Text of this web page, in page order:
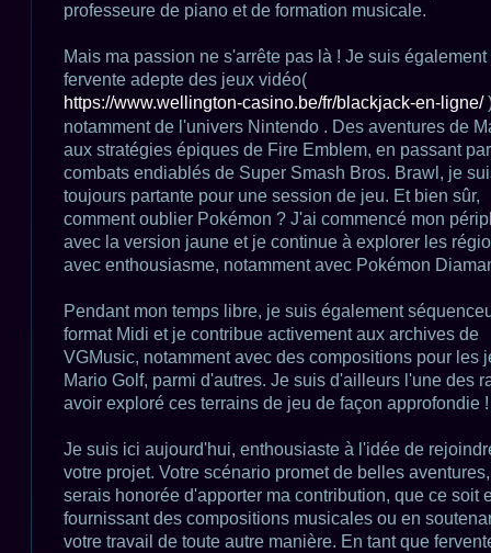
professeure de piano et de formation musicale.
Mais ma passion ne s'arrête pas là ! Je suis également
fervente adepte des jeux vidéo(
https://www.wellington-casino.be/fr/blackjack-en-ligne/
notamment de l'univers Nintendo . Des aventures de
aux stratégies épiques de Fire Emblem, en passant
combats endiablés de Super Smash Bros. Brawl, je
toujours partante pour une session de jeu. Et bien sûr,
comment oublier Pokémon ? J'ai commencé mon
avec la version jaune et je continue à explorer les
avec enthousiasme, notamment avec Pokémon
Pendant mon temps libre, je suis également
format Midi et je contribue activement aux archives de
VGMusic, notamment avec des compositions pour les
Mario Golf, parmi d'autres. Je suis d'ailleurs l'une des
avoir exploré ces terrains de jeu de façon approfondie !
Je suis ici aujourd'hui, enthousiaste à l'idée de
votre projet. Votre scénario promet de belles
serais honorée d'apporter ma contribution, que ce soit
fournissant des compositions musicales ou en
votre travail de toute autre manière. En tant que